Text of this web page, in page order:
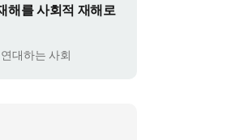
해를 사회적 재해로
대하는 사회